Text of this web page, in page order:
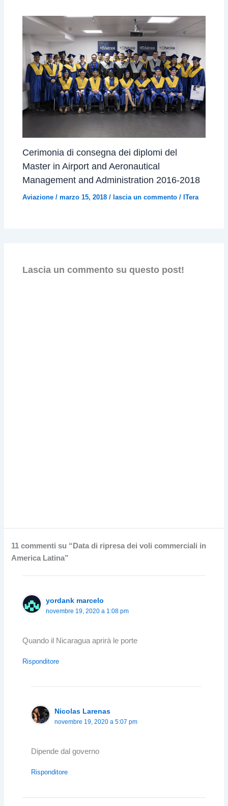
Cerimonia di consegna dei diplomi del
Master in Airport and Aeronautical
Management and Administration 2016-2018
Aviazione /marzo 15, 2018/ lascia un commento / ITera
Lascia un commento su questo post!
11 commenti su “Data di ripresa dei voli commerciali in
America Latina”
yordank marcelo
novembre 19, 2020 a 1:08 pm
Quando il Nicaragua aprirà le porte
Risponditore
Nicolas Larenas
novembre 19, 2020 a 5:07 pm
Dipende dal governo
Risponditore